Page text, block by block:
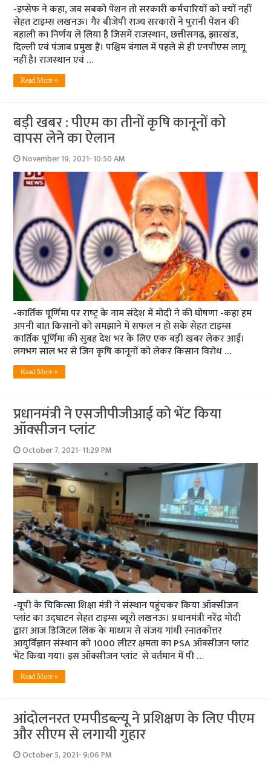
-इप्‍सेफ ने कहा, जब सबको पेंशन तो सरकारी कर्मचारियों को क्‍यों नहीं
सेहत टाइम्‍स लखनऊ। गैर बीजेपी राज्य सरकारों ने पुरानी पेंशन की
बहाली का निर्णय ले लिया है जिसमें राजस्थान, छत्तीसगढ़, झारखंड,
दिल्ली एवं पंजाब प्रमुख हैं। पश्चिम बंगाल में पहले से ही एनपीएस लागू
नहीं है। राजस्थान एवं …
Read More »
बड़ी खबर : पीएम का तीनों कृषि कानूनों को
वापस लेने का ऐलान
November 19, 2021- 10:50 AM
-कार्तिक पूर्णिमा पर राष्‍ट्र के नाम संदेश में मोदी ने की घोषणा -कहा हम
अपनी बात किसानों को समझाने में सफल न हो सके सेहत टाइम्‍स
कार्तिक पूर्णिमा की सुबह देश भर के लिए एक बड़ी खबर लेकर आई।
लगभग साल भर से जिन कृषि कानूनों को लेकर किसान विरोध …
Read More »
प्रधानमंत्री ने एसजीपीजीआई को भेंट किया
ऑक्‍सीजन प्‍लांट
October 7, 2021- 11:29 PM
-यूपी के चिकित्‍सा शिक्षा मंत्री ने संस्‍थान पहुंचकर किया ऑक्‍सीजन
प्‍लांट का उद्घाटन सेहत टाइम्‍स ब्‍यूरो लखनऊ। प्रधानमंत्री नरेंद्र मोदी
द्वारा आज डिजिटल लिंक के माध्यम से संजय गांधी स्नातकोत्तर
आयुर्विज्ञान संस्थान को 1000 लीटर क्षमता का PSA ऑक्सीजन प्लांट
भेंट किया गया। इस ऑक्सीजन प्लांट से वर्तमान में पी …
Read More »
आंदोलनरत एमपीडब्‍ल्‍यू ने प्रशिक्षण के लिए पीएम
और सीएम से लगायी गुहार
October 5, 2021- 9:06 PM